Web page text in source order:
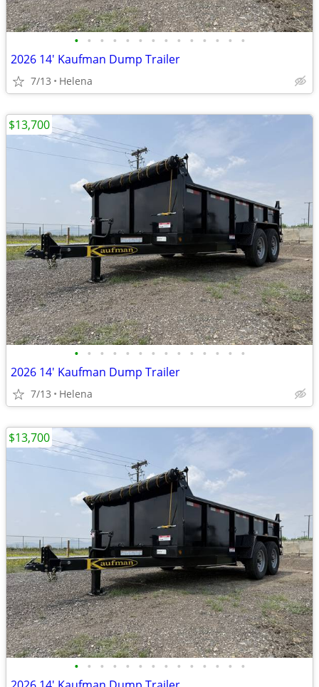
• • • • • • • • • • • • • •
2026 14' Kaufman Dump Trailer
7/13 Helena
• • • • • • • • • • • • • •
2026 14' Kaufman Dump Trailer
7/13 Helena
$13,700
• • • • • • • • • • • • • •
$13,700